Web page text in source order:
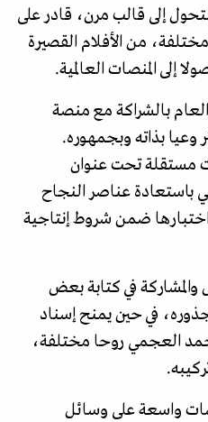
إلى قالب مرن، قادر على
من الأفلام القصيرة
إلى المنصات العالمية.
بالشراكة مع منصة
وعيا بذاته وبجمهوره.
مستقلة تحت عنوان
باستعادة عناصر النجاح
ضمن شروط إنتاجية
والمشاركة في كتابة بعض
في حين يمنح إسناد
العجمي روحا مختلفة،
واسعة على وسائل